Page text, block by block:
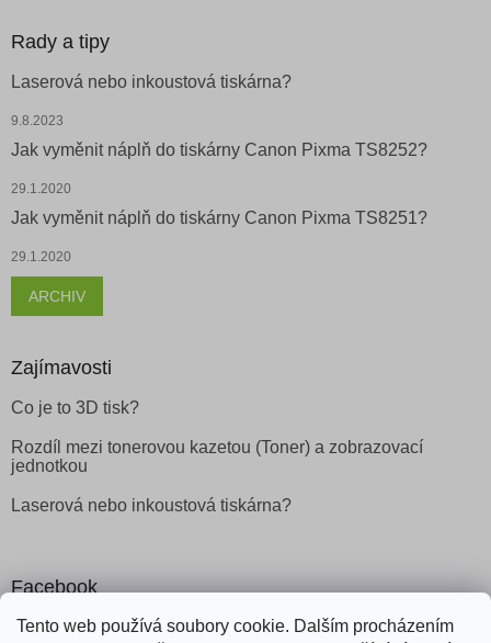
Tento web používá soubory cookie. Dalším procházením
Rady a tipy
Laserová nebo inkoustová tiskárna?
9.8.2023
Jak vyměnit náplň do tiskárny Canon Pixma TS8252?
29.1.2020
Jak vyměnit náplň do tiskárny Canon Pixma TS8251?
29.1.2020
ARCHIV
Zajímavosti
Co je to 3D tisk?
Rozdíl mezi tonerovou kazetou (Toner) a zobrazovací
jednotkou
Laserová nebo inkoustová tiskárna?
Facebook